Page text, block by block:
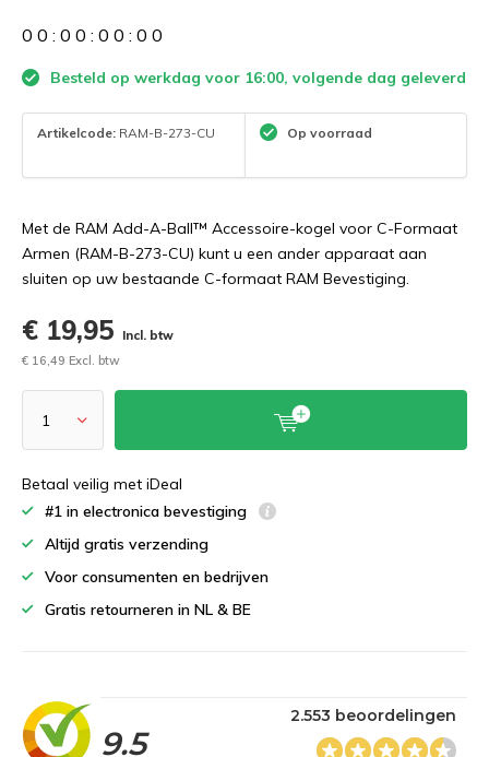
0 0 : 0 0 : 0 0 : 0 0
Besteld op werkdag voor 16:00, volgende dag geleverd
Artikelcode: RAM-B-273-CU Op voorraad
Met de RAM Add-A-Ball™ Accessoire-kogel voor C-Formaat
Armen (RAM-B-273-CU) kunt u een ander apparaat aan
sluiten op uw bestaande C-formaat RAM Bevestiging.
€ 19,95
Incl. btw
€ 16,49 Excl. btw
Betaal veilig met iDeal
#1 in electronica bevestiging
Altijd gratis verzending
Voor consumenten en bedrijven
Gratis retourneren in NL & BE
9.5
2.553 beoordelingen